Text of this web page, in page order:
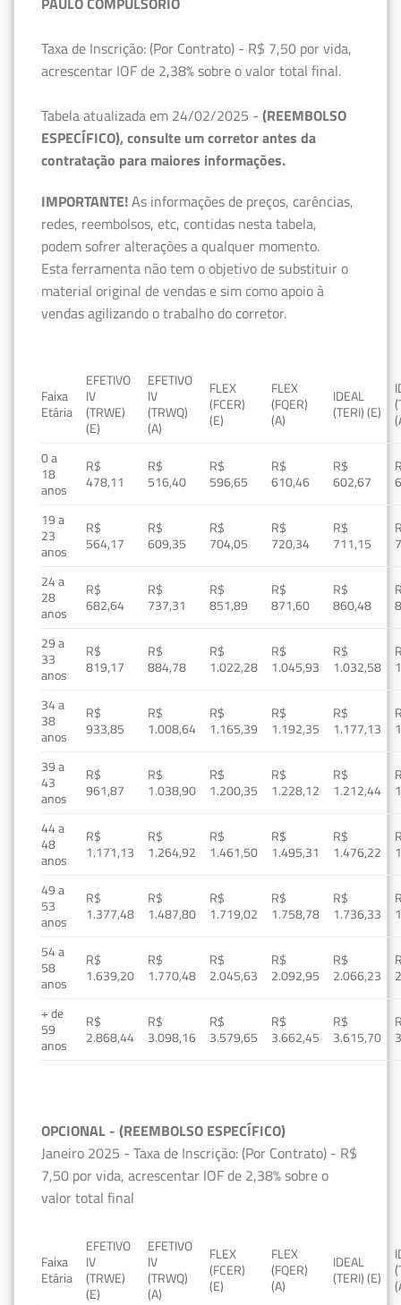
Taxa de Inscrição: (Por Contrato) - R$ 7,50 por vida,
acrescentar IOF de 2,38% sobre o valor total final.
Tabela atualizada em 24/02/2025 - (REEMBOLSO
ESPECÍFICO), consulte um corretor antes da
contratação para maiores informações.
IMPORTANTE!As informações de preços, carências,
redes, reembolsos, etc, contidas nesta tabela,
podem sofrer alterações a qualquer momento.
Esta ferramenta não tem o objetivo de substituir o
material original de vendas e sim como apoio à
vendas agilizando o trabalho do corretor.
Faixa
Etária
EFETIVO
IV
(TRWE)
(E)
EFETIVO
IV
(TRWQ)
(A)
FLEX
(FCER)
(E)
FLEX
(FQER)
(A)
IDEAL
(TERI) (E)
0 a
18
anos
R$
478,11
R$
516,40
R$
596,65
R$
610,46
R$
602,67
19 a
23
anos
R$
564,17
R$
609,35
R$
704,05
R$
720,34
R$
711,15
24 a
28
anos
R$
682,64
R$
737,31
R$
851,89
R$
871,60
R$
860,48
29 a
33
anos
R$
819,17
R$
884,78
R$
1.022,28
R$
1.045,93
R$
1.032,58
34 a
38
anos
R$
933,85
R$
1.008,64
R$
1.165,39
R$
1.192,35
R$
1.177,13
39 a
43
anos
R$
961,87
R$
1.038,90
R$
1.200,35
R$
1.228,12
R$
1.212,44
44 a
48
anos
R$
1.171,13
R$
1.264,92
R$
1.461,50
R$
1.495,31
R$
1.476,22
49 a
53
anos
R$
1.377,48
R$
1.487,80
R$
1.719,02
R$
1.758,78
R$
1.736,33
54 a
58
anos
R$
1.639,20
R$
1.770,48
R$
2.045,63
R$
2.092,95
R$
2.066,23
+ de
59
anos
R$
2.868,44
R$
3.098,16
R$
3.579,65
R$
3.662,45
R$
3.615,70
OPCIONAL - (REEMBOLSO ESPECÍFICO)
Janeiro 2025 - Taxa de Inscrição: (Por Contrato) - R$
7,50 por vida, acrescentar IOF de 2,38% sobre o
valor total final
Faixa
Etária
EFETIVO
IV
(TRWE)
(E)
EFETIVO
IV
(TRWQ)
(A)
FLEX
(FCER)
(E)
FLEX
(FQER)
(A)
IDEAL
(TERI) (E)